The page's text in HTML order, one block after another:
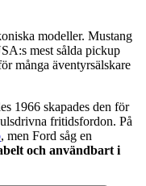
modeller. Mustang
mest sålda pickup
många äventyrsälskare
1966 skapades den för
fritidsfordon. På
, men Ford såg en
och användbart i